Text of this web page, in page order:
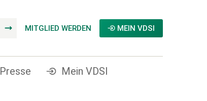
MITGLIED WERDEN MEIN VDSI
Presse Mein VDSI